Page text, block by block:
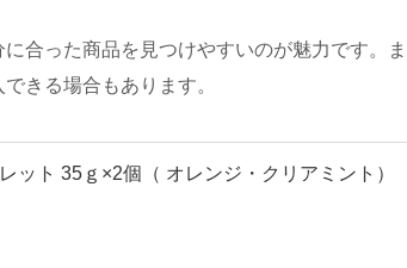
合った商品を見つけやすいのが魅力です。ま
きる場合もあります。
ット 35ｇ×2個（ オレンジ・クリアミント）